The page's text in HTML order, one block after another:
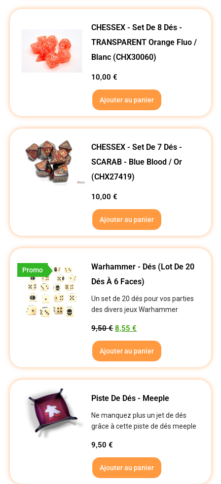
CHESSEX - Set De 8 Dés -
TRANSPARENT Orange Fluo /
Blanc (CHX30060)
10,00€
Ajouter au panier
CHESSEX - Set De 7 Dés -
SCARAB - Blue Blood / Or
(CHX27419)
10,00€
Ajouter au panier
Promo
Warhammer - Dés (lot De 20
Dés À 6 Faces)
Un set de 20 dés pour vos parties
des divers jeux Warhammer
9,50€ 8,55€
Ajouter au panier
Piste De Dés - Meeple
Ne manquez plus un jet de dés
grâce à cette piste de dés meeple
9,50€
Ajouter au panier